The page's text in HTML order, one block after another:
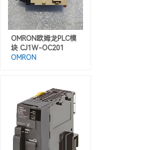
OMRON欧姆龙PLC模
块 CJ1W-OC201
OMRON